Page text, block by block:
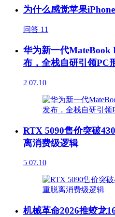
为什么感觉苹果
问答 11
华为新一代MateBook
布，全栈自研引领PC
2 07.10
RTX 5090售价突破
离消费级逻辑
5 07.10
机械革命2026推蛟龙